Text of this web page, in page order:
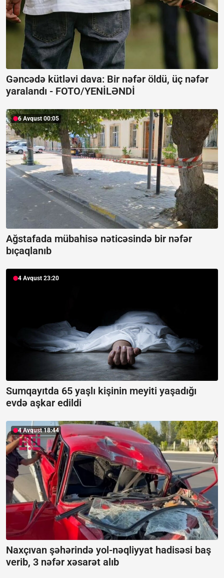
Gəncədə kütləvi dava: Bir nəfər öldü, üç nəfər
yaralandı - FOTO/YENİLƏNDİ
6 Avqust 00:05
Ağstafada mübahisə nəticəsində bir nəfər
bıçaqlanıb
4 Avqust 23:20
Sumqayıtda 65 yaşlı kişinin meyiti yaşadığı
evdə aşkar edildi
4 Avqust 18:44
Naxçıvan şəhərində yol-nəqliyyat hadisəsi baş
verib, 3 nəfər xəsarət alıb